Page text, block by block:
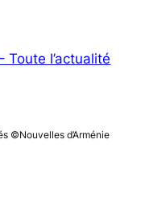
Toute l’actualité
©Nouvelles d’Arménie